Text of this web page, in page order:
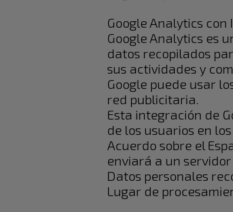
Google Analytics con
Google Analytics es
datos recopilados
sus actividades y
Google puede usar
red publicitaria.
Esta integración de
de los usuarios en
Acuerdo sobre el
enviará a un servidor
Datos personales
Lugar de